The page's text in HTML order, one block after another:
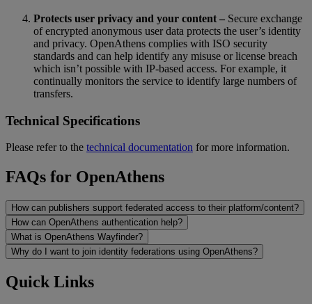
Protects user privacy and your content – Secure exchange
of encrypted anonymous user data protects the user’s identity
and privacy. OpenAthens complies with ISO security
standards and can help identify any misuse or license breach
which isn’t possible with IP-based access. For example, it
continually monitors the service to identify large numbers of
transfers.
Technical Specifications
Please refer to the technical documentation for more information.
FAQs for OpenAthens
How can publishers support federated access to their platform/content?
How can OpenAthens authentication help?
What is OpenAthens Wayfinder?
Why do I want to join identity federations using OpenAthens?
Quick Links